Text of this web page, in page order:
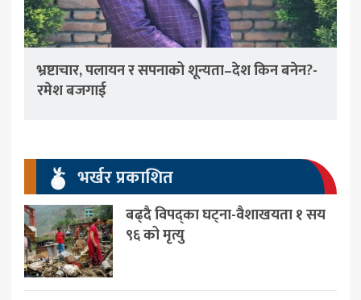
भ्रष्टाचार, पलायन र सपनाको शून्यता–देश किन बनेन?-
रमेश बजगाई
भर्खर प्रकाशित
बढ्दै विपद्का घट्ना-वैशाखयता १ सय
९६ को मृत्यु